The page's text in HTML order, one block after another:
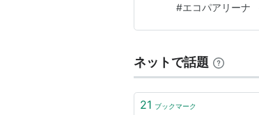
アリーナへのアク
「掛川駅」や新幹
#エコパアリーナ
ネットで話題
21 ブックマーク